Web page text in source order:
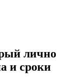
лично
и сроки